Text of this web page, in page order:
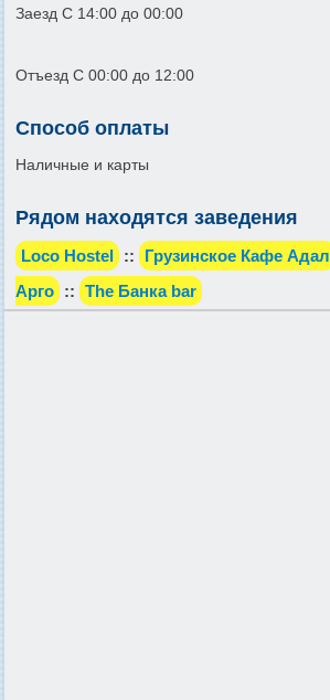
Заезд С 14:00 до 00:00
Отъезд С 00:00 до 12:00
Способ оплаты
Наличные и карты
Рядом находятся заведения
Loco Hostel :: Грузинское Кафе Адал
Арго :: The Банка bar